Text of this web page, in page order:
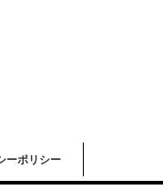
ーポリシー